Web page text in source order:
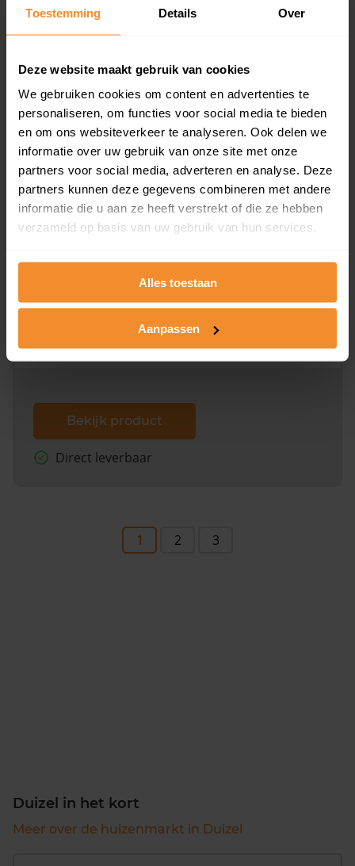
Toestemming Details Over
Deze website maakt gebruik van cookies
We gebruiken cookies om content en advertenties te
personaliseren, om functies voor social media te bieden
en om ons websiteverkeer te analyseren. Ook delen we
informatie over uw gebruik van onze site met onze
partners voor social media, adverteren en analyse. Deze
partners kunnen deze gegevens combineren met andere
informatie die u aan ze heeft verstrekt of die ze hebben
verzameld op basis van uw gebruik van hun services.
Alles toestaan
Aanpassen
Een overzicht van alle verkochte woningen (koopsom
en koopdatum) binnen een postcodegebied. Dit
koopsommen.
Bekijk product
Direct leverbaar
Alleen globale ligging perceel
Een uitgebreid overzicht van het perceel en
omliggende percelen met de kadastrale erfgrenzen,
Bekijk product
Direct leverbaar
1 2 3
Duizel in het kort
Meer over de huizenmarkt in Duizel